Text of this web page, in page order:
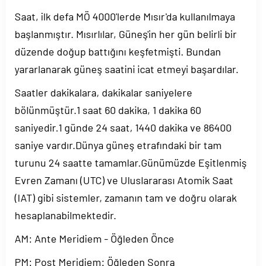
Saat, ilk defa MÖ 4000'lerde Mısır'da kullanılmaya
başlanmıştır. Mısırlılar, Güneş'in her gün belirli bir
düzende doğup battığını keşfetmişti. Bundan
yararlanarak güneş saatini icat etmeyi başardılar.
Saatler dakikalara, dakikalar saniyelere
bölünmüştür.1 saat 60 dakika, 1 dakika 60
saniyedir.1 günde 24 saat, 1440 dakika ve 86400
saniye vardır.Dünya güneş etrafındaki bir tam
turunu 24 saatte tamamlar.Günümüzde Eşitlenmiş
Evren Zamanı (UTC) ve Uluslararası Atomik Saat
(IAT) gibi sistemler, zamanın tam ve doğru olarak
hesaplanabilmektedir.
AM: Ante Meridiem - Öğleden Önce
PM: Post Meridiem: Öğleden Sonra